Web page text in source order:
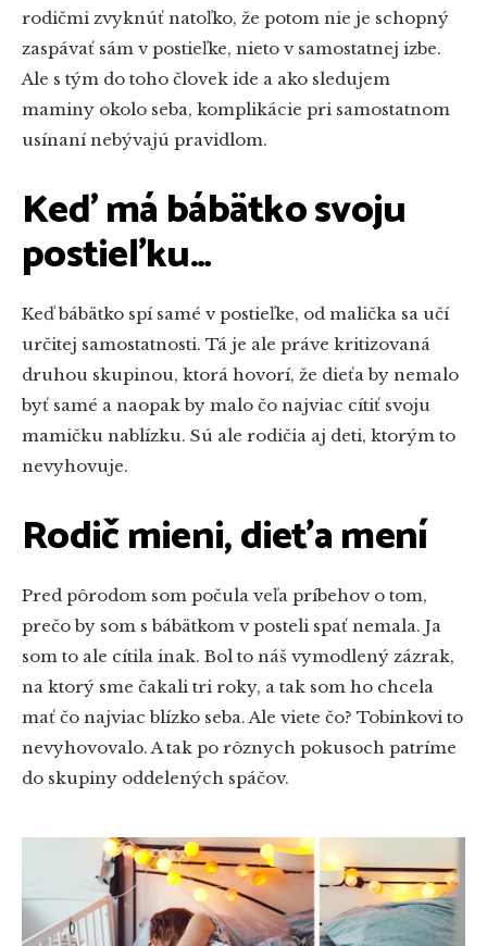
rodičmi zvyknúť natoľko, že potom nie je schopný
zaspávať sám v postieľke, nieto v samostatnej izbe.
Ale s tým do toho človek ide a ako sledujem
maminy okolo seba, komplikácie pri samostatnom
usínaní nebývajú pravidlom.
Keď má bábätko svoju
postieľku…
Keď bábätko spí samé v postieľke, od malička sa učí
určitej samostatnosti. Tá je ale práve kritizovaná
druhou skupinou, ktorá hovorí, že dieťa by nemalo
byť samé a naopak by malo čo najviac cítiť svoju
mamičku nablízku. Sú ale rodičia aj deti, ktorým to
nevyhovuje.
Rodič mieni, dieťa mení
Pred pôrodom som počula veľa príbehov o tom,
prečo by som s bábätkom v posteli spať nemala. Ja
som to ale cítila inak. Bol to náš vymodlený zázrak,
na ktorý sme čakali tri roky, a tak som ho chcela
mať čo najviac blízko seba. Ale viete čo? Tobinkovi to
nevyhovovalo. A tak po rôznych pokusoch patríme
do skupiny oddelených spáčov.